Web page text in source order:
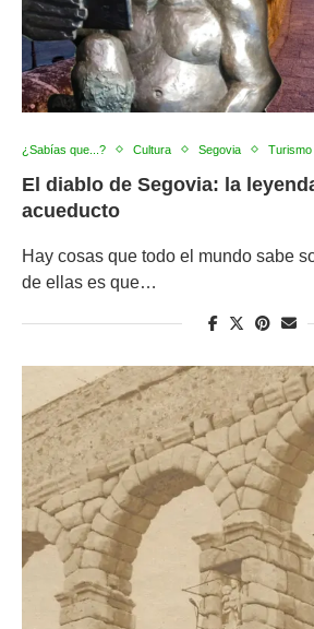
¿Sabías que...? Cultura Segovia Turismo
El diablo de Segovia: la
acueducto
Hay cosas que todo el mundo sabe
de ellas es que…